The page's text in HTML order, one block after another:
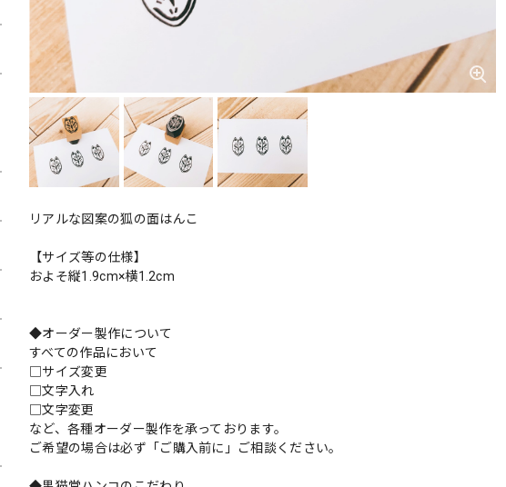
リアルな図案の狐の面はんこ
【サイズ等の仕様】
およそ縦1.9cm×横1.2cm
◆オーダー製作について
すべての作品において
□サイズ変更
□文字入れ
□文字変更
など、各種オーダー製作を承っております。
ご希望の場合は必ず「ご購入前に」ご相談ください。